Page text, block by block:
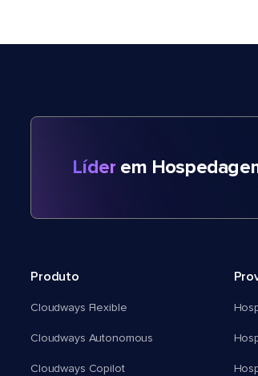
Líder em
Produto
Cloudways Flexible
Cloudways Autonomous
Cloudways Copilot